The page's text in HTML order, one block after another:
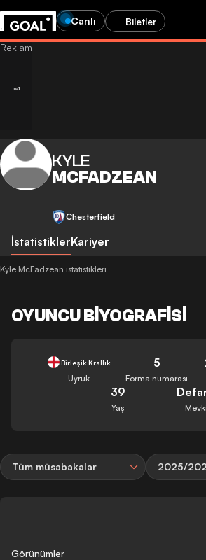
Canlı Biletler
KYLE
MCFADZEAN
Chesterfield
İstatistiklerKariyer
Kyle McFadzean istatistikleri
OYUNCU BIYOGRAFISI
Birleşik Krallık
Uyruk
5
Forma numarası
39
Yaş Mevki
Tüm müsabakalar 2025/
Görünümler